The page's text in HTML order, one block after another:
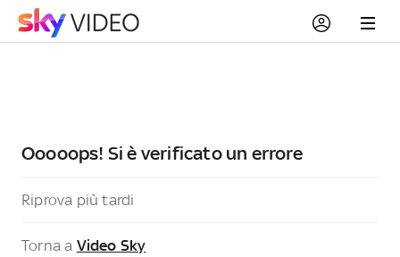
Ooooops! Si è verificato un errore
Riprova più tardi
Torna a Video Sky